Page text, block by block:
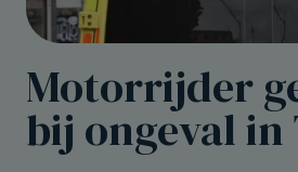
Motorrijder
bij ongeval